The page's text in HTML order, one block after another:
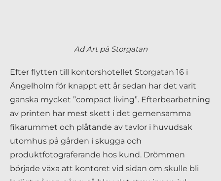
Ad Art på Storgatan
Efter flytten till kontorshotellet Storgatan 16 i
Ängelholm för knappt ett år sedan har det varit
ganska mycket ”compact living”. Efterbearbetning
av printen har mest skett i det gemensamma
fikarummet och plåtande av tavlor i huvudsak
utomhus på gården i skugga och
produktfotograferande hos kund. Drömmen
började växa att kontoret vid sidan om skulle bli